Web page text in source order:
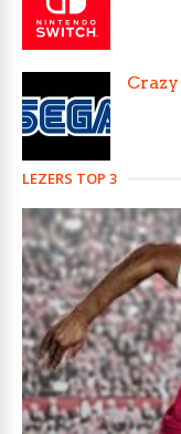
LEZERS TOP 3